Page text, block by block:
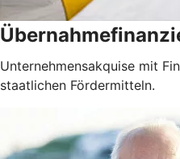
Unternehmensakquise mit
staatlichen Fördermitteln.